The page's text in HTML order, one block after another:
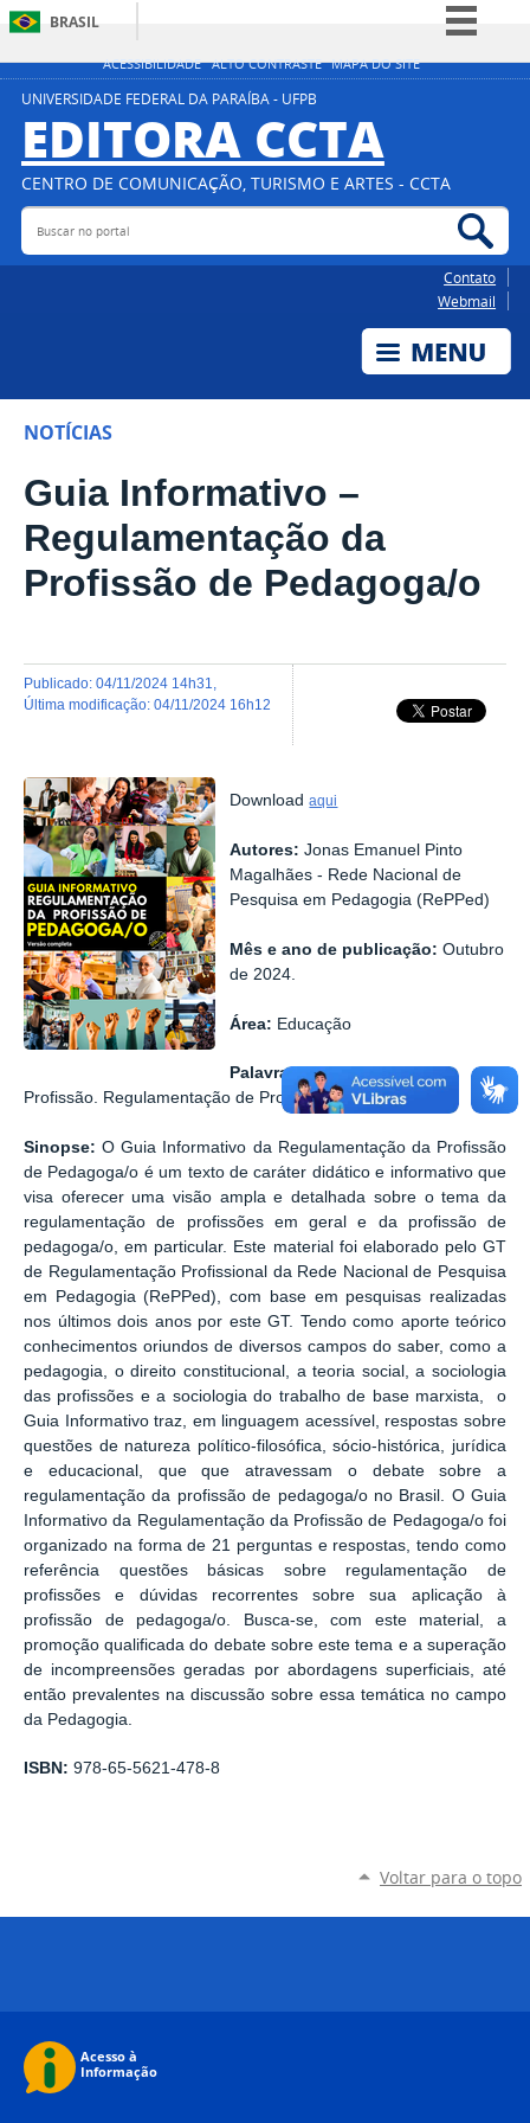
ACESSIBILIDADE ALTO CONTRASTE MAPA DO SITE
BRASIL
Simplifique!
Participe
Acesso à informação
Legislação
UNIVERSIDADE FEDERAL DA PARAÍBA - UFPB
EDITORA CCTA
CENTRO DE COMUNICAÇÃO, TURISMO E ARTES - CCTA
Buscar no portal
Contato
Webmail
NOTÍCIAS
Guia Informativo –
Regulamentação da
Profissão de Pedagoga/o
publicado: 04/11/2024 14h31
última modificação: 04/11/2024 16h12
Downloadaqui
Autores:Jonas Emanuel Pinto
Magalhães - Rede Nacional de
Pesquisa em Pedagogia (RePPed)
Mês e ano de publicação:Outubro
de 2024.
Área: Educação
Palavras-chave:
Pedagogia.
Profissão. Regulamentação de Profissões.
Sinopse:O Guia Informativo da Regulamentação da Profissão
de Pedagoga/o é um texto de caráter didático e informativo que
visa oferecer uma visão ampla e detalhada sobre o tema da
regulamentação de profissões em geral e da profissão de
pedagoga/o, em particular. Este material foi elaborado pelo GT
de Regulamentação Profissional da Rede Nacional de Pesquisa
em Pedagogia (RePPed), com base em pesquisas realizadas
nos últimos dois anos por este GT. Tendo como aporte teórico
conhecimentos oriundos de diversos campos do saber, como a
pedagogia, o direito constitucional, a teoria social, a sociologia
das profissões e a sociologia do trabalho de base marxista, o
Guia Informativo traz, em linguagem acessível, respostas sobre
questões de natureza político-filosófica, sócio-histórica, jurídica
e educacional, que que atravessam o debate sobre a
regulamentação da profissão de pedagoga/o no Brasil. O Guia
Informativo da Regulamentação da Profissão de Pedagoga/o foi
organizado na forma de 21 perguntas e respostas, tendo como
referência questões básicas sobre regulamentação de
profissões e dúvidas recorrentes sobre sua aplicação à
profissão de pedagoga/o. Busca-se, com este material, a
promoção qualificada do debate sobre este tema e a superação
de incompreensões geradas por abordagens superficiais, até
então prevalentes na discussão sobre essa temática no campo
da Pedagogia.
ISBN: 978-65-5621-478-8
Voltar para o topo